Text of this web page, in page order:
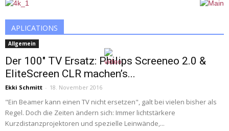
APLICATIONS
Allgemein
Der 100″ TV Ersatz: Philips Screeneo 2.0 &
EliteScreen CLR machen’s...
Ekki Schmitt - 18. November 2016
"Ein Beamer kann einen TV nicht ersetzen", galt bei vielen bisher als
Regel. Doch die Zeiten ändern sich: Immer lichtstärkere
Kurzdistanzprojektoren und spezielle Leinwände,...